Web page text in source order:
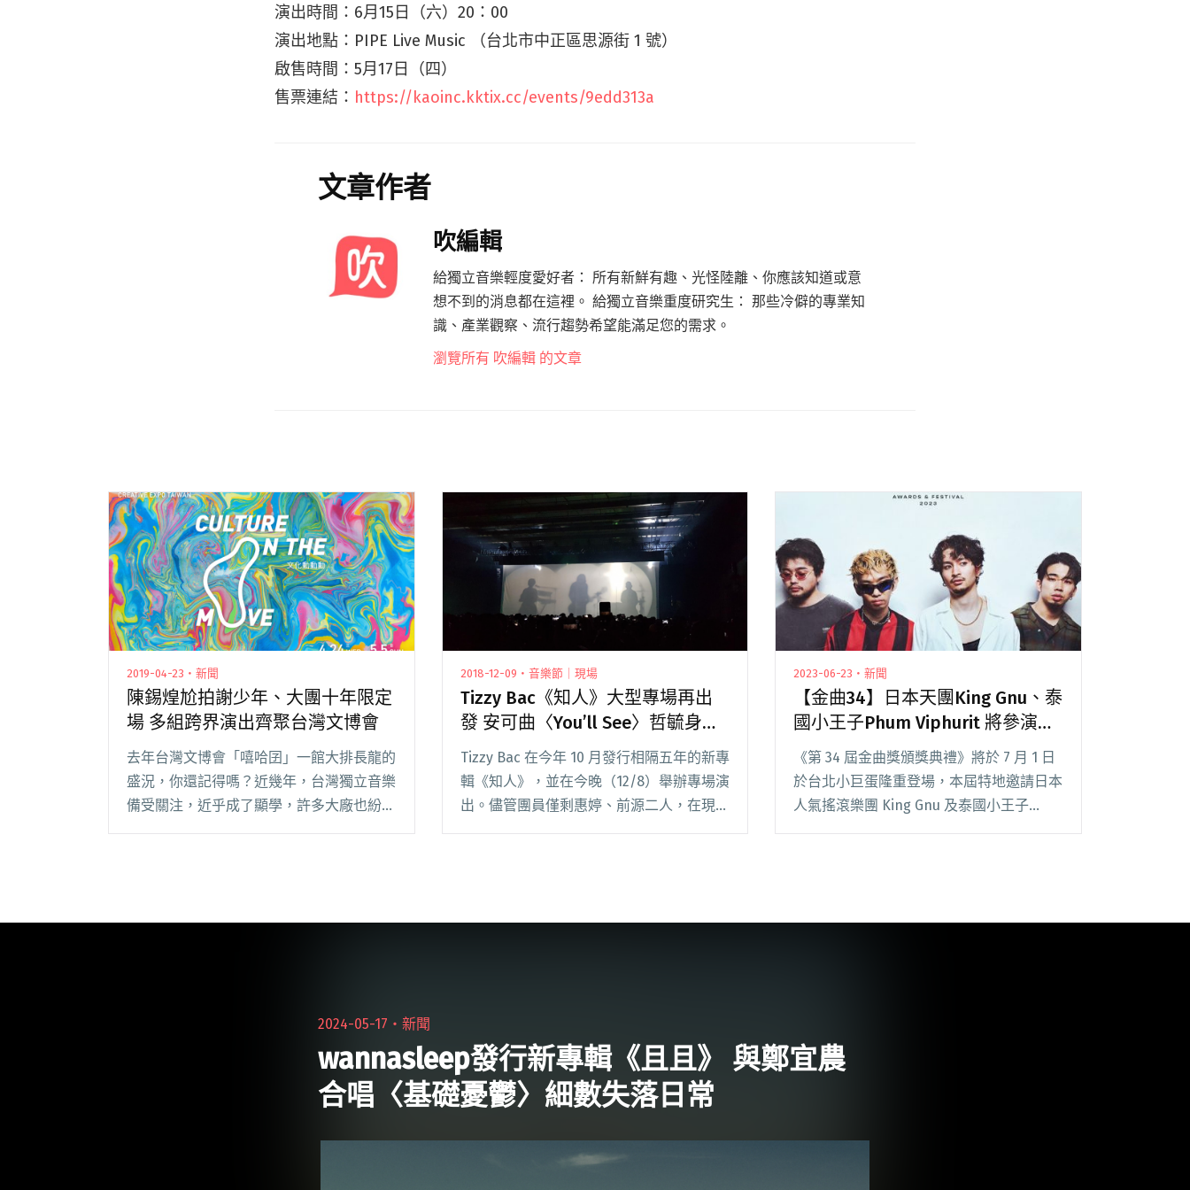
演出時間：6月15日（六）20：00
演出地點：PIPE Live Music （台北市中正區思源街 1 號）
啟售時間：5月17日（四）
售票連結： https://kaoinc.kktix.cc/events/9edd313a
文章作者
吹編輯
給獨立音樂輕度愛好者： 所有新鮮有趣、光怪陸離、你應該知道或意
想不到的消息都在這裡。 給獨立音樂重度研究生： 那些冷僻的專業知
識、產業觀察、流行趨勢希望能滿足您的需求。
瀏覽所有 吹編輯 的文章
2019-04-23・新聞
陳錫煌尬拍謝少年、大團十年限定
場 多組跨界演出齊聚台灣文博會
去年台灣文博會「嘻哈囝」一館大排長龍的
盛況，你還記得嗎？近幾年，台灣獨立音樂
備受關注，近乎成了顯學，許多大廠也紛紛
渴望借助獨立音樂人的影響力。文博會作為
團十年限定場 多組跨界演出齊聚台灣文博
2018-12-09・音樂節｜現場
Tizzy Bac《知人》大型專場再出
發 安可曲〈You’ll See〉哲毓身影
現身幕上
Tizzy Bac 在今年 10 月發行相隔五年的新專
輯《知人》，並在今晚（12/8）舉辦專場演
出。儘管團員僅剩惠婷、前源二人，在現場
仍有哲毓的貝斯聲放送；加上吉他手杉特與
〈You’ll See〉哲毓身影現身幕上"
2023-06-23・新聞
【金曲34】日本天團King Gnu、泰
國小王子Phum Viphurit 將參演金
曲34頒獎典禮！
《第 34 屆金曲獎頒獎典禮》將於 7 月 1 日
於台北小巨蛋隆重登場，本屆特地邀請日本
人氣搖滾樂團 King Gnu 及泰國小王子
Phum Viphurit 擔任表演嘉賓，在全球揮別
Viphurit 將參演金曲34頒獎典禮！"
2024-05-17・新聞
wannasleep發行新專輯《且且》 與鄭宜農
合唱〈基礎憂鬱〉細數失落日常